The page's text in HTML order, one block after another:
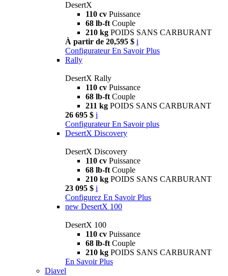
DesertX
110 cv Puissance
68 lb-ft Couple
210 kg POIDS SANS CARBURANT
À partir de 20,595 $ i
Configurateur En Savoir Plus
Rally
DesertX Rally
110 cv Puissance
68 lb-ft Couple
211 kg POIDS SANS CARBURANT
26 695 $ i
Configurateur En Savoir plus
DesertX Discovery
DesertX Discovery
110 cv Puissance
68 lb-ft Couple
210 kg POIDS SANS CARBURANT
23 095 $ i
Configurez En Savoir Plus
new DesertX 100
DesertX 100
110 cv Puissance
68 lb-ft Couple
210 kg POIDS SANS CARBURANT
En Savoir Plus
Diavel